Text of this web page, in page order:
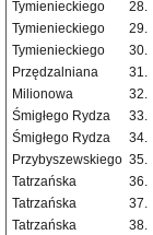
Tymienieckiego
28.
Tymienieckiego
29.
Tymienieckiego
30.
Przędzalniana
31.
Milionowa
32.
Śmigłego Rydza
33.
Śmigłego Rydza
34.
Przybyszewskiego 35.
Tatrzańska
36.
Tatrzańska
37.
Tatrzańska
38.